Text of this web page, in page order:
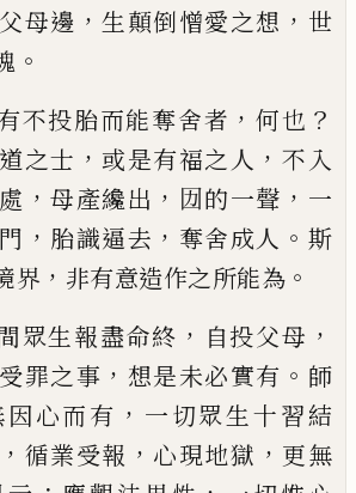
母邊 ，生顛倒憎愛之想 ， 世
。
不投胎而能奪舍者 ，何也 ？
之士 ， 或是有福之人 ，不入
，母產纔出 ， 㘞的一聲 ， 一
， 胎識逼去 ， 奪舍成人 。 斯
界 ， 非有意造作之所能為 。
眾生報盡命終 ， 自投父母 ，
受罪之事 ， 想是未必實有 。 師
心而有 ， 一切眾生十習結
， 循業受報 ， 心現地獄 ， 更無